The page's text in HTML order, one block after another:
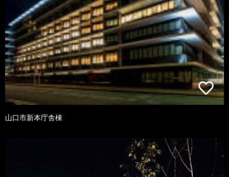
山口市新本庁舎棟